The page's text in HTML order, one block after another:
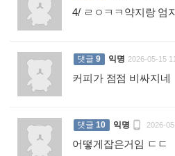
4/ ㄹㅇㅋㅋ약지랑 엄
댓글 9 익명 2026-05-15
커피가 점점 비싸지네
댓글 10 익명  2026-
어떻게잡은거임 ㄷㄷ